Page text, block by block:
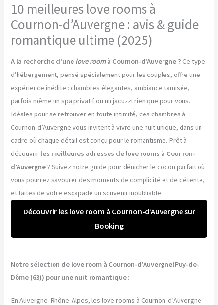
10 meilleures love rooms à
Cournon-d’Auvergne : avis & guide
romantique ultime (2025)
A la recherche d’une love roomà Cournon-d’Auvergne ? Ce type
d’hébergement, pensé spécialement pour les couples, offre une
expérience inédite : chambres élégantes, ambiance tamisée,
parfois même un spa privatif ou un jacuzzi rien que pour vous.
Idéales pour se retrouver en toute intimité, ces chambres à
Cournon-d’Auvergne vous invitent à vivre une nuit unique, dans un
cadre où chaque détail est conçu pour le romantisme. Prêt à
découvrir les meilleures adresses de love rooms à Cournon-
d’Auvergne? Suivez notre guide pour dénicher le cocon parfait où
vous pourrez savourer des moments de complicité et de détente,
et faites de votre escapade un souvenir inoubliable.
Découvrir les love room à Cournon-d’Auvergne sur
Booking
Notre sélection de love room à Cournon-d’Auvergne(Puy-de-
Dôme (63)) pour une nuit romantique :
En Auvergne-Rhône-Alpes, les love rooms à Cournon-d’Auvergne